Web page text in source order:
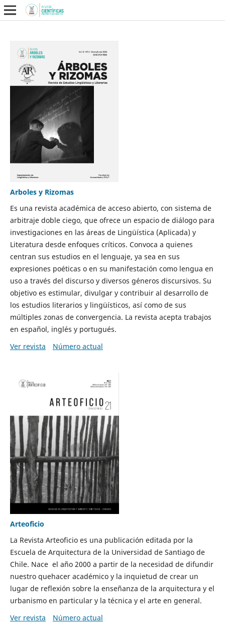
Arboles y Rizomas
Es una revista académica de acceso abierto, con sistema de
arbitraje doble ciego, que ofrece un espacio de diálogo para
investigaciones en las áreas de Lingüística (Aplicada) y
Literatura desde enfoques críticos. Convoca a quienes
centran sus estudios en el lenguaje, ya sea en sus
expresiones poéticas o en su manifestación como lengua en
uso a través del discurso y diversos géneros discursivos. Su
objetivo es estimular, divulgar y contribuir al desarrollo de
los estudios literarios y lingüísticos, así como de sus
múltiples zonas de convergencia. La revista acepta trabajos
en español, inglés y portugués.
Ver revista
Número actual
Arteoficio
La Revista Arteoficio es una publicación editada por la
Escuela de Arquitectura de la Universidad de Santiago de
Chile. Nace el año 2000 a partir de la necesidad de difundir
nuestro quehacer académico y la inquietud de crear un
lugar de reflexión sobre la enseñanza de la arquitectura y el
urbanismo en particular y la técnica y el arte en general.
Ver revista
Número actual